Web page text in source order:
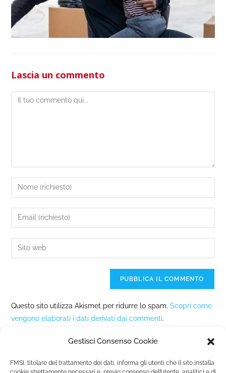
Gestisci Consenso Cookie
FMSI, titolare del trattamento dei dati, informa gli utenti che il sito installa
Lascia un commento
Questo sito utilizza Akismet per ridurre lo spam.Scopri come
vengono elaborati i dati derivati dai commenti.